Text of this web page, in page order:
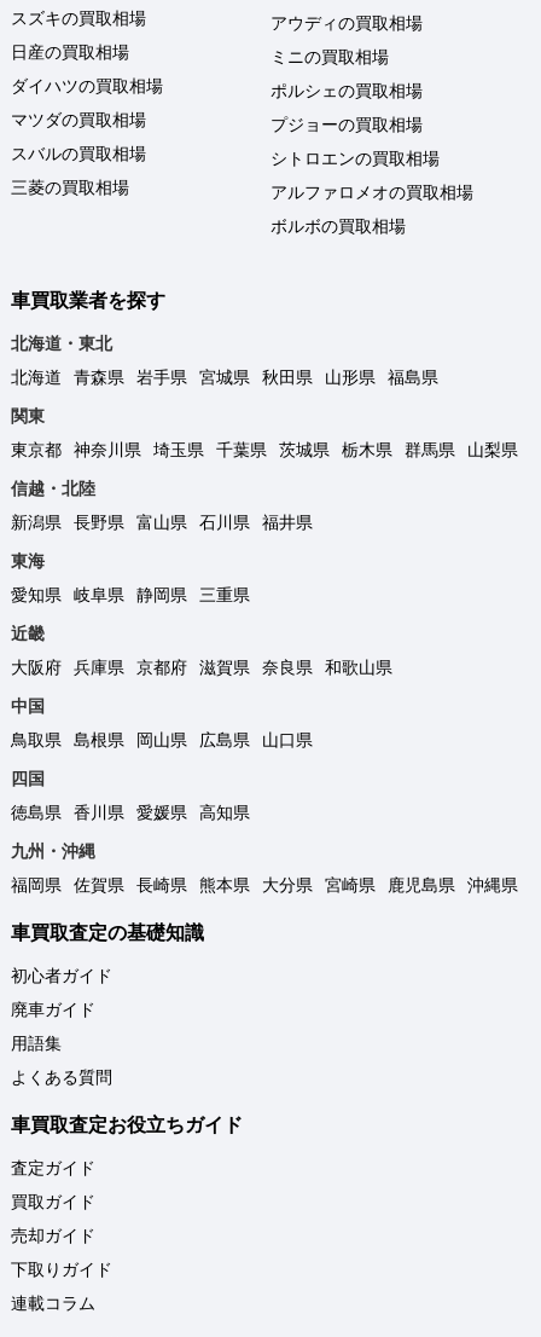
スズキの買取相場
日産の買取相場
ダイハツの買取相場
マツダの買取相場
スバルの買取相場
三菱の買取相場
アウディの買取相場
ミニの買取相場
ポルシェの買取相場
プジョーの買取相場
シトロエンの買取相場
アルファロメオの買取相場
ボルボの買取相場
車買取業者を探す
北海道・東北
北海道
青森県 岩手県 宮城県 秋田県 山形県
福島県
関東
東京都
神奈川県 埼玉県 千葉県 茨城県 栃木県 群馬県
山梨県
信越・北陸
新潟県
長野県 富山県 石川県
福井県
東海
愛知県
岐阜県 静岡県
三重県
近畿
大阪府
兵庫県 京都府 滋賀県 奈良県
和歌山県
中国
鳥取県
島根県 岡山県 広島県
山口県
四国
徳島県
香川県 愛媛県
高知県
九州・沖縄
福岡県
佐賀県 長崎県 熊本県 大分県 宮崎県 鹿児島県 沖縄県
車買取査定の基礎知識
初心者ガイド
廃車ガイド
用語集
よくある質問
車買取査定お役立ちガイド
査定ガイド
買取ガイド
売却ガイド
下取りガイド
連載コラム